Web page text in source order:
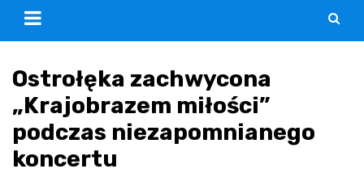
Ostrołęka zachwycona
„Krajobrazem miłości”
podczas niezapomnianego
koncertu